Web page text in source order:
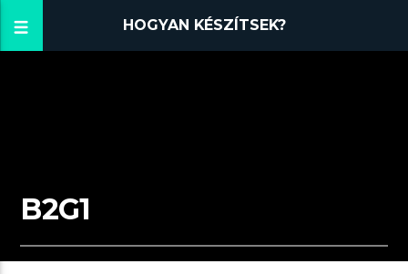
HOGYAN KÉSZÍTSEK?
B2G1